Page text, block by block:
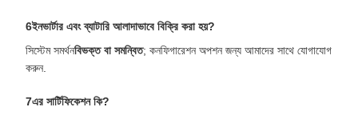
6ইনভার্টার এবং ব্যাটারি আলাদাভাবে বিক্রি করা হয়?
সিস্টেম সমর্থনবিভক্ত বা সমন্বিত; কনফিগারেশন অপশন জন্য আমাদের সাথে যোগাযোগ
করুন.
7এর সার্টিফিকেশন কি?